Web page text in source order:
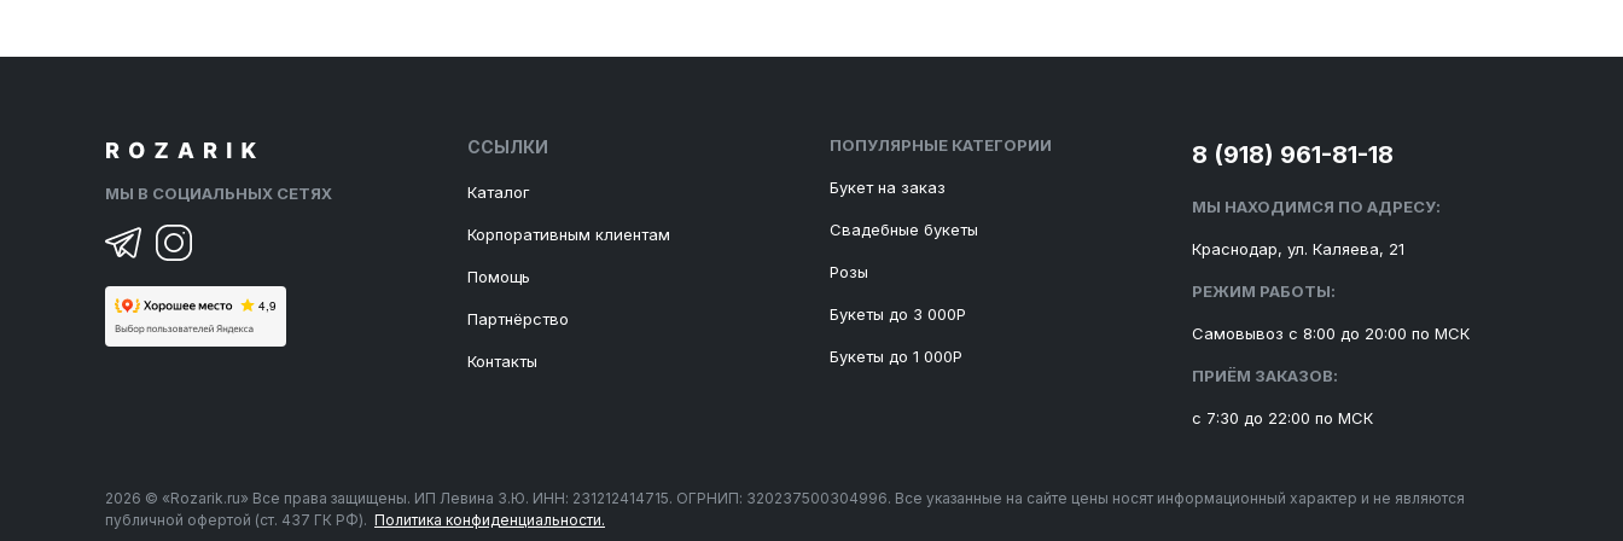
МЫ В СОЦИАЛЬНЫХ СЕТЯХ
ССЫЛКИ
Каталог
Корпоративным клиентам
Помощь
Партнёрство
Контакты
ПОПУЛЯРНЫЕ КАТЕГОРИИ
Букет на заказ
Свадебные букеты
Розы
Букеты до 3 000Р
Букеты до 1 000Р
8 (918) 961-81-18
МЫ НАХОДИМСЯ ПО АДРЕСУ:
Краснодар, ул. Каляева, 21
РЕЖИМ РАБОТЫ:
Самовывоз с 8:00 до 20:00 по МСК
ПРИЁМ ЗАКАЗОВ:
с 7:30 до 22:00 по МСК
2026 © «Rozarik.ru» Все права защищены. ИП Левина З.Ю. ИНН: 231212414715. ОГРНИП: 320237500304996. Все указанные на сайте цены носят информационный характер и не являются
публичной офертой (ст. 437 ГК РФ). Политика конфиденциальности.